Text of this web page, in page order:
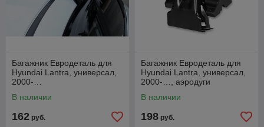
Багажник Евродеталь для
Hyundai Lantra, универсал,
2000-…
В наличии
162 руб.
Багажник Евродеталь для
Hyundai Lantra, универсал,
2000-…, аэродуги
В наличии
198 руб.